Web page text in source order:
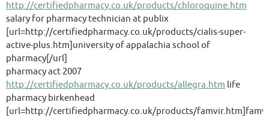
http://certifiedpharmacy.co.uk/products/chloroquine.htm
salary for pharmacy technician at publix
[url=http://certifiedpharmacy.co.uk/products/cialis-super-
active-plus.htm]university of appalachia school of
pharmacy[/url]
pharmacy act 2007
http://certifiedpharmacy.co.uk/products/allegra.htm life
pharmacy birkenhead
[url=http://certifiedpharmacy.co.uk/products/